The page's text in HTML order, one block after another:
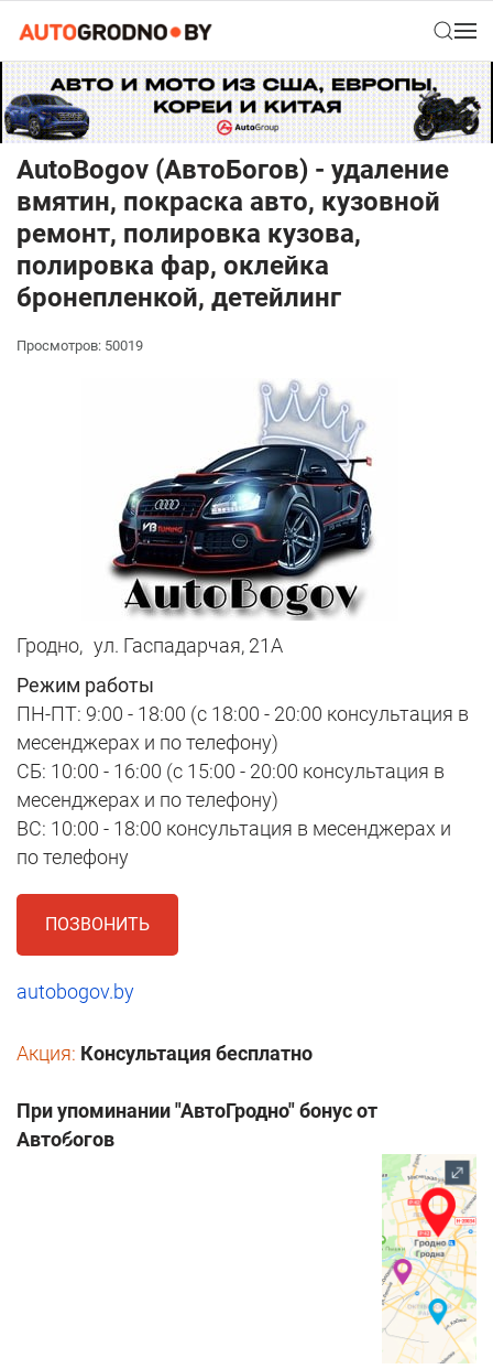
AutoBogov (АвтоБогов) - удаление
вмятин, покраска авто, кузовной
ремонт, полировка кузова,
полировка фар, оклейка
бронепленкой, детейлинг
Просмотров: 50019
Гродно, ул. Гаспадарчая, 21А
Режим работы
ПН-ПТ: 9:00 - 18:00 (с 18:00 - 20:00 консультация в
месенджерах и по телефону)
СБ: 10:00 - 16:00 (с 15:00 - 20:00 консультация в
месенджерах и по телефону)
ВС: 10:00 - 18:00 консультация в месенджерах и
по телефону
ПОЗВОНИТЬ
autobogov.by
Акция: Консультация бесплатно
При упоминании "АвтоГродно" бонус от
Автобогов